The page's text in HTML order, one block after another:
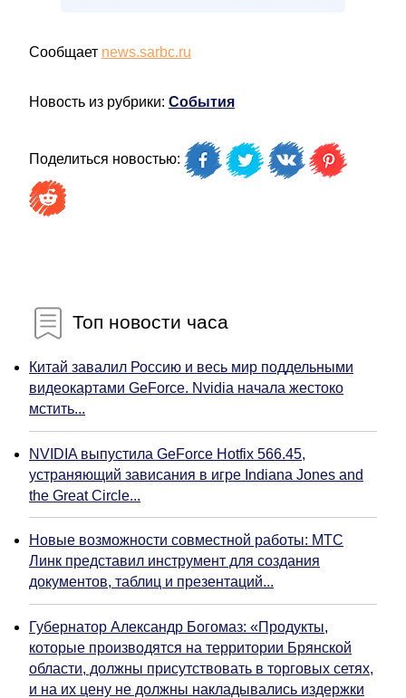
Сообщает news.sarbc.ru
Новость из рубрики: События
Поделиться новостью:
Топ новости часа
Китай завалил Россию и весь мир поддельными
видеокартами GeForce. Nvidia начала жестоко
мстить...
NVIDIA выпустила GeForce Hotfix 566.45,
устраняющий зависания в игре Indiana Jones and
the Great Circle...
Новые возможности совместной работы: МТС
Линк представил инструмент для создания
документов, таблиц и презентаций...
Губернатор Александр Богомаз: «Продукты,
которые производятся на территории Брянской
области, должны присутствовать в торговых сетях,
и на их цену не должны накладывались издержки